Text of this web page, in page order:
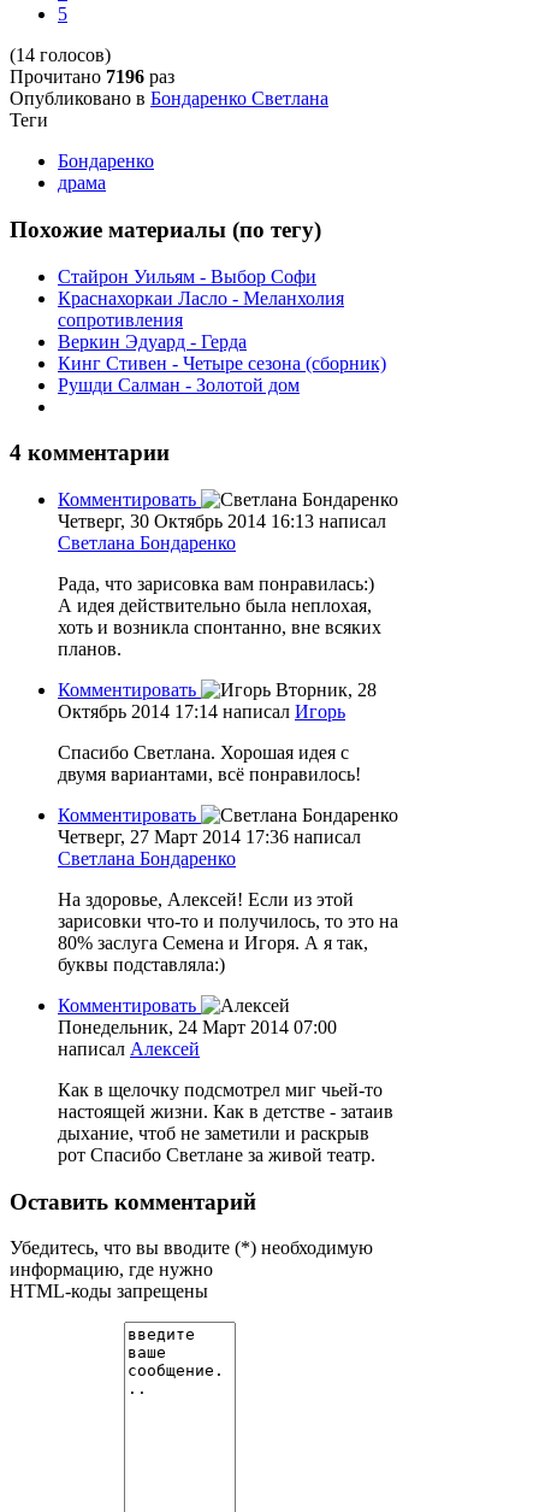
5
(14 голосов)
Прочитано 7196 раз
Опубликовано в Бондаренко Светлана
Теги
Бондаренко
драма
Похожие материалы (по тегу)
Стайрон Уильям - Выбор Софи
Краснахоркаи Ласло - Меланхолия
сопротивления
Веркин Эдуард - Герда
Кинг Стивен - Четыре сезона (сборник)
Рушди Салман - Золотой дом
4 комментарии
Комментировать
Четверг, 30 Октябрь 2014 16:13 написал
Светлана Бондаренко
Рада, что зарисовка вам понравилась:)
А идея действительно была неплохая,
хоть и возникла спонтанно, вне всяких
планов.
Комментировать
Вторник, 28
Октябрь 2014 17:14 написал Игорь
Спасибо Светлана. Хорошая идея с
двумя вариантами, всё понравилось!
Комментировать
Четверг, 27 Март 2014 17:36 написал
Светлана Бондаренко
На здоровье, Алексей! Если из этой
зарисовки что-то и получилось, то это на
80% заслуга Семена и Игоря. А я так,
буквы подставляла:)
Комментировать
Понедельник, 24 Март 2014 07:00
написал Алексей
Как в щелочку подсмотрел миг чьей-то
настоящей жизни. Как в детстве - затаив
дыхание, чтоб не заметили и раскрыв
рот Спасибо Светлане за живой театр.
Оставить комментарий
Убедитесь, что вы вводите (*) необходимую
информацию, где нужно
HTML-коды запрещены